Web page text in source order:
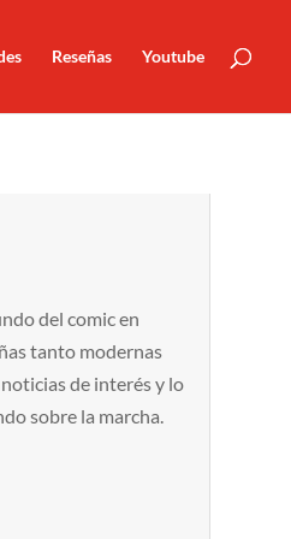
Reseñas Youtube
del comic en
tanto modernas
de interés y lo
sobre la marcha.